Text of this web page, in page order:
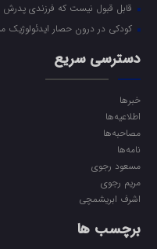
قابل قبول نیست که فرزندی پدرش
کودکی در درون حصار ایدئولوژیک
دسترسی سریع
خبرها
اطلاعیه‌ها
مصاحبه‌ها
نامه‌ها
مسعود رجوی
مریم رجوی
اشرف ابریشمچی
برچسب ها